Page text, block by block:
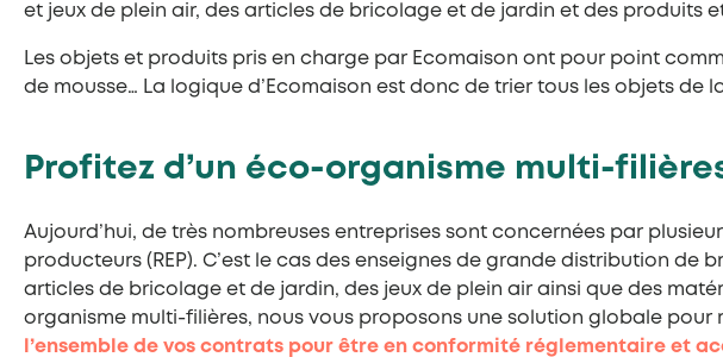
et jeux de plein air, des articles de bricolage et de jardin et des produits
Les objets et produits pris en charge par Ecomaison ont pour point
de mousse… La logique d’Ecomaison est donc de trier tous les objets de
Profitez d’un éco-organisme multi-
Aujourd’hui, de très nombreuses entreprises sont concernées par
producteurs (REP). C’est le cas des enseignes de grande distribution
articles de bricolage et de jardin, des jeux de plein air ainsi que des
organisme multi-filières, nous vous proposons une solution globale pour
l’ensemble de vos contrats pour être en conformité réglementaire et